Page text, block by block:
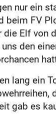
nur ein
beim FV
Elf von
den
lang ein
gab es